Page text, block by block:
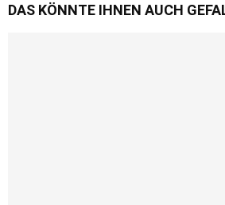
DAS KÖNNTE IHNEN AUCH